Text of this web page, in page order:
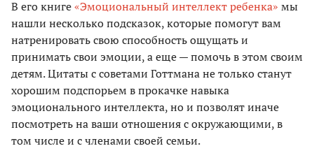
В его книге«Эмоциональный интеллект ребенка» мы
нашли несколько подсказок, которые помогут вам
натренировать свою способность ощущать и
принимать свои эмоции, а еще — помочь в этом своим
детям. Цитаты с советами Готтмана не только станут
хорошим подспорьем в прокачке навыка
эмоционального интеллекта, но и позволят иначе
посмотреть на ваши отношения с окружающими, в
том числе и с членами своей семьи.